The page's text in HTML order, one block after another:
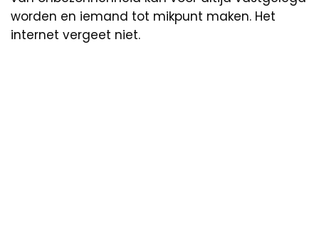
worden en iemand tot mikpunt maken. Het
internet vergeet niet.